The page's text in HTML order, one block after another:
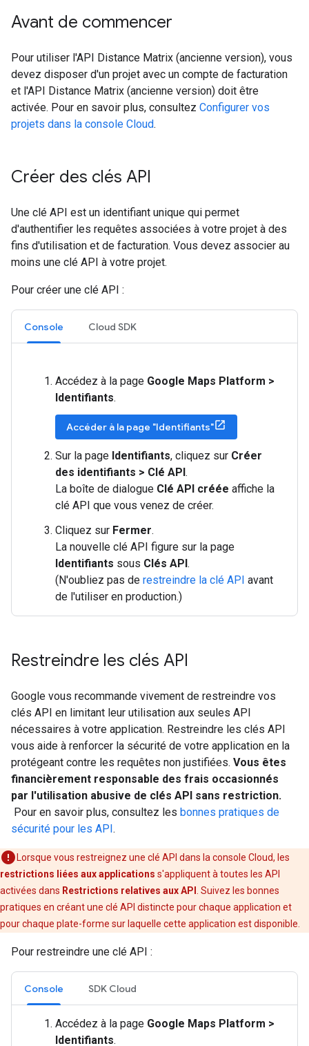
Avant de commencer
Pour utiliser l'API Distance Matrix (ancienne version), vous
devez disposer d'un projet avec un compte de facturation
et l'API Distance Matrix (ancienne version) doit être
activée. Pour en savoir plus, consultez Configurer vos
projets dans la console Cloud.
Créer des clés API
Une clé API est un identifiant unique qui permet
d'authentifier les requêtes associées à votre projet à des
fins d'utilisation et de facturation. Vous devez associer au
moins une clé API à votre projet.
Pour créer une clé API :
Console Cloud SDK
Accédez à la page Google Maps Platform >
Identifiants.
Accéder à la page "Identifiants"
Sur la page Identifiants, cliquez sur Créer
des identifiants > Clé API.
La boîte de dialogue Clé API créée affiche la
clé API que vous venez de créer.
Cliquez sur Fermer.
La nouvelle clé API figure sur la page
Identifiants sous Clés API.
(N'oubliez pas de restreindre la clé API avant
de l'utiliser en production.)
Restreindre les clés API
Google vous recommande vivement de restreindre vos
clés API en limitant leur utilisation aux seules API
nécessaires à votre application. Restreindre les clés API
vous aide à renforcer la sécurité de votre application en la
protégeant contre les requêtes non justifiées. Vous êtes
financièrement responsable des frais occasionnés
par l'utilisation abusive de clés API sans restriction.
Pour en savoir plus, consultez les bonnes pratiques de
sécurité pour les API.
Lorsque vous restreignez une clé API dans la console Cloud, les
restrictions liées aux applications s'appliquent à toutes les API
activées dans Restrictions relatives aux API
. Suivez les bonnes
pratiques en créant une clé API distincte pour chaque application et
pour chaque plate-forme sur laquelle cette application est disponible.
Pour restreindre une clé API :
Console SDK Cloud
Accédez à la page Google Maps Platform >
Identifiants.